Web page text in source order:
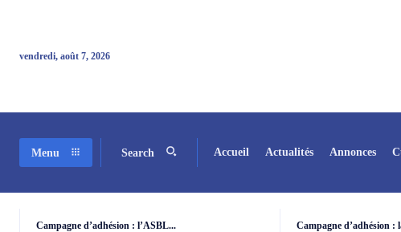
vendredi, août 7, 2026
Menu Search Accueil Actualités Annonces
Campagne d’adhésion : l’ASBL... Campagne d’adhésion :